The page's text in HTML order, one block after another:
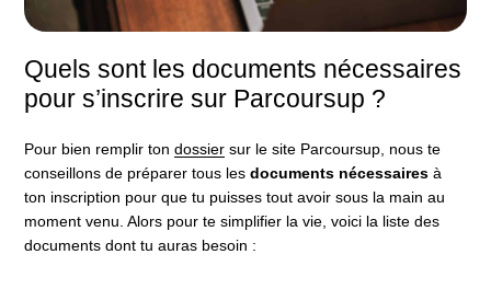
Quels sont les documents nécessaires
pour s’inscrire sur Parcoursup ?
Pour bien remplir tondossier sur le site Parcoursup, nous te
conseillons de préparer tous lesdocuments nécessairesà
ton inscription pour que tu puisses tout avoir sous la main au
moment venu. Alors pour te simplifier la vie, voici la liste des
documents dont tu auras besoin :